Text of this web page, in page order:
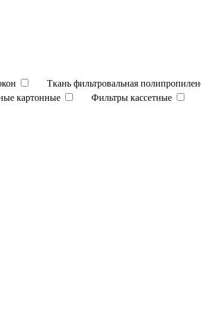
Ткань фильтровальная
картонные Фильтры кассетные